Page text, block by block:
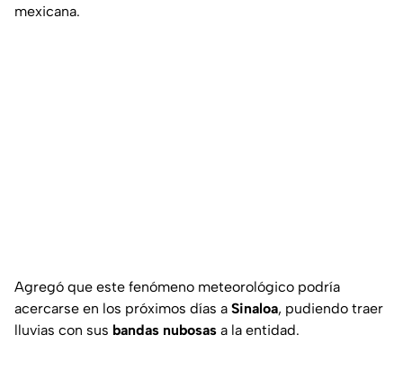
mexicana.
Agregó que este fenómeno meteorológico podría
acercarse en los próximos días a Sinaloa, pudiendo traer
lluvias con sus bandas nubosas a la entidad.